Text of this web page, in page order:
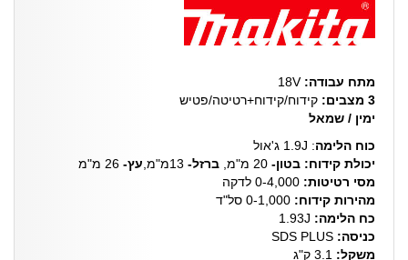
מתח עבודה:18V
3 מצבים:
קידוח/קידוח+רטיטה/פטיש
ימין / שמאל
כוח הלימה: 1.9J ג'אול
יכולת קידוח: בטון- ברזל- עץ- 26 מ"מ
מסי רטיטות: 0-4,000 לדקה
מהירות קידוח: 0-1,000 סל"ד
כח הלימה:
כניסה: SDS PLUS
משקל: 3.1 ק"ג